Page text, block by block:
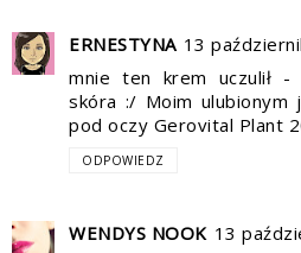
ERNESTYNA 13
mnie ten krem uczulił -
skóra :/ Moim
pod oczy Gerovital Plant
ODPOWIEDZ
WENDYS NOOK 13